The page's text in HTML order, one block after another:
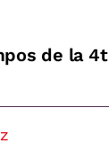
de la 4t